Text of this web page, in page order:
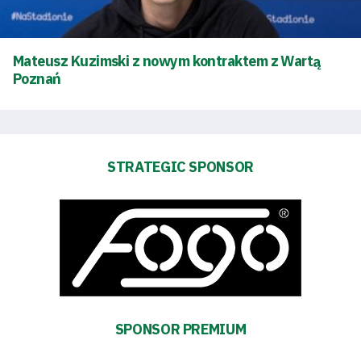
TV
Foundation
Privacy
Regulations
Mateusz Kuzimski z nowym kontraktem z Wartą
Poznań
STRATEGIC SPONSOR
SPONSOR PREMIUM